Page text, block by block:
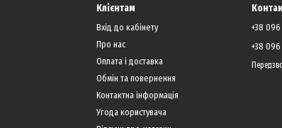
Клієнтам
Вхід до кабінету
Про нас
Оплата і доставка
Обмін та повернення
Контактна інформація
Угода користувача
+38
+38 096